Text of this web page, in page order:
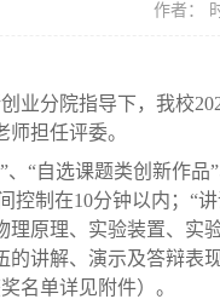
作者：
业分院指导下，我校
担任评委。
“自选课题类创新作
控制在10分钟以内；“
理原理、实验装置、实
的讲解、演示及答辩表
名单详见附件）。